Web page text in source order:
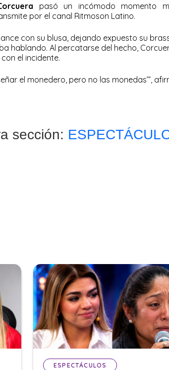
pasó un incómodo momento
por el canal Ritmoson Latino.
con su blusa, dejando expuesto su
hablando. Al percatarse del hecho,
el incidente.
el monedero, pero no las monedas’”,
sección:
ESPECTÁCULOS